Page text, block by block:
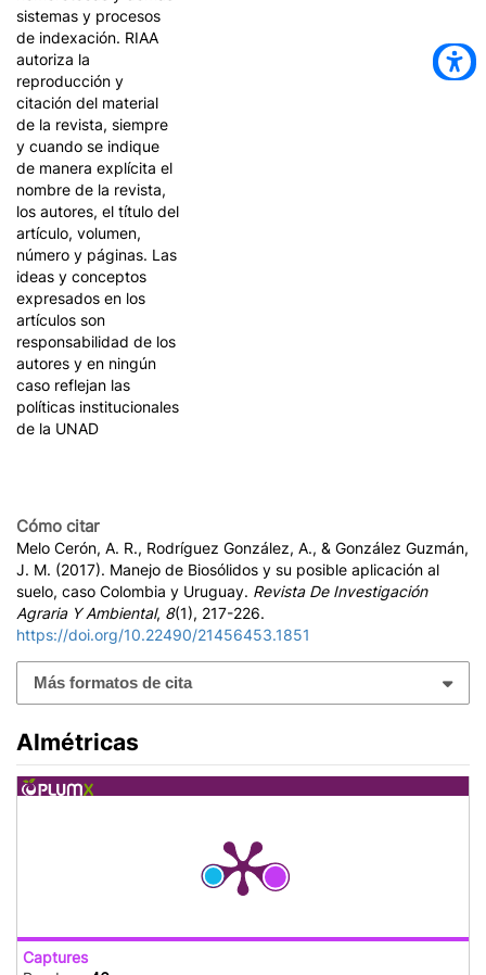
sistemas y procesos
de indexación. RIAA
autoriza la
reproducción y
citación del material
de la revista, siempre
y cuando se indique
de manera explícita el
nombre de la revista,
los autores, el título del
artículo, volumen,
número y páginas. Las
ideas y conceptos
expresados en los
artículos son
responsabilidad de los
autores y en ningún
caso reflejan las
políticas institucionales
de la UNAD
Cómo citar
Melo Cerón, A. R., Rodríguez González, A., & González Guzmán,
J. M. (2017). Manejo de Biosólidos y su posible aplicación al
suelo, caso Colombia y Uruguay. Revista De Investigación
Agraria Y Ambiental, 8(1), 217-226.
https://doi.org/10.22490/21456453.1851
Más formatos de cita
Almétricas
Captures